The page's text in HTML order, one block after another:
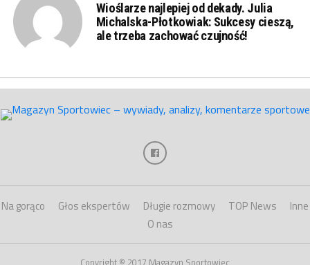
Wioślarze najlepiej od dekady. Julia
Michalska-Płotkowiak: Sukcesy cieszą,
ale trzeba zachować czujność!
Na gorąco Głos ekspertów Długie rozmowy TOP News
Inne
O nas
Copyright © 2017 Magazyn Sportowiec